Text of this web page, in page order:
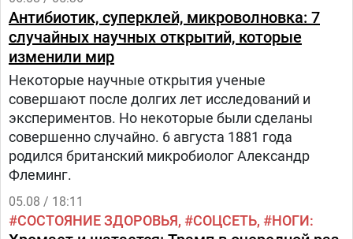
Антибиотик, суперклей, микроволновка: 7
случайных научных открытий, которые
изменили мир
Некоторые научные открытия ученые
совершают после долгих лет исследований и
экспериментов. Но некоторые были сделаны
совершенно случайно. 6 августа 1881 года
родился британский микробиолог Александр
Флеминг.
05.08 / 18:11
СОСТОЯНИЕ ЗДОРОВЬЯ СОЦСЕТЬ НОГИ